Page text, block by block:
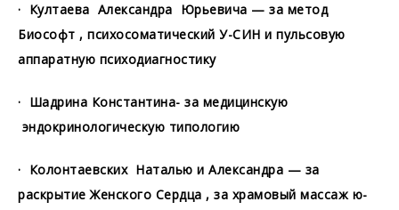
· Култаева Александра Юрьевича — за метод
Биософт , психосоматический У-СИН и пульсовую
аппаратную психодиагностику
· Шадрина Константина- за медицинскую
эндокринологическую типологию
· Колонтаевских Наталью и Александра — за
раскрытие Женского Сердца , за храмовый массаж ю-